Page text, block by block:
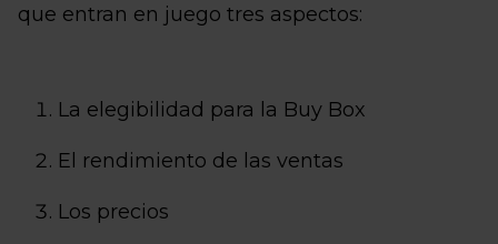
que entran en juego tres aspectos:
La elegibilidad para la Buy Box
El rendimiento de las ventas
Los precios